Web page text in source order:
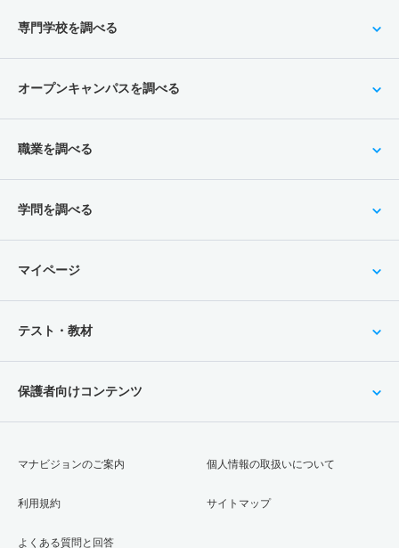
専門学校を調べる
オープンキャンパスを調べる
職業を調べる
学問を調べる
マイページ
テスト・教材
保護者向けコンテンツ
マナビジョンのご案内
利用規約
よくある質問と回答
個人情報の取扱いについて
サイトマップ